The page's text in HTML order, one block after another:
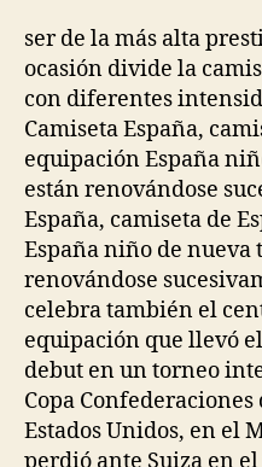
ser de la más alta
ocasión divide la
con diferentes
Camiseta España,
equipación España
están renovándose
España, camiseta de
España niño de nueva
renovándose
celebra también el
equipación que llevó
debut en un torneo
Copa
Estados Unidos, en el
perdió ante Suiza en